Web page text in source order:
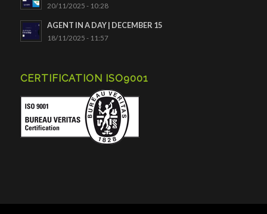
20/11/2025 - 10:28
AGENT IN A DAY | DECEMBER 15
18/11/2025 - 11:57
CERTIFICATION ISO9001